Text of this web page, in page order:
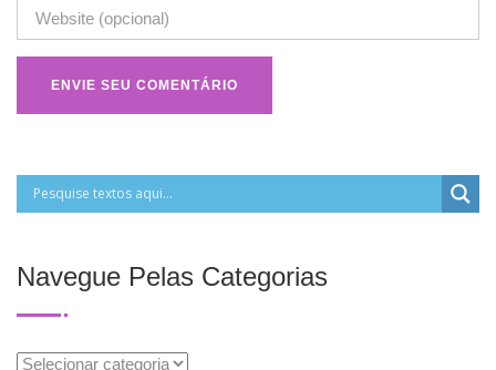
Navegue Pelas Categorias
Navegue